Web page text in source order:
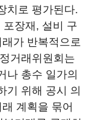
치로 평가된다.
포장재, 설비 구
가 반복적으로
거래위원회는
나 총수 일가의
기 위해 공시 의
계획을 묶어